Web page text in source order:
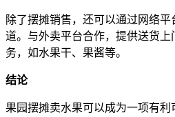
除了摆摊销售，还可以通过网络
道。与外卖平台合作，提供送货
务，如水果干、果酱等。
结论
果园摆摊卖水果可以成为一项有